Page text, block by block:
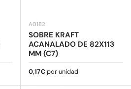
A0182
SOBRE KRAFT
ACANALADO DE 82X113
MM (C7)
Precio normal
0,17€ por unidad